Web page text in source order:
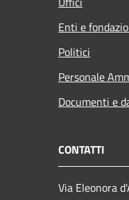
Enti e
Politici
Personale
Documenti e
CONTATTI
Via Eleonora